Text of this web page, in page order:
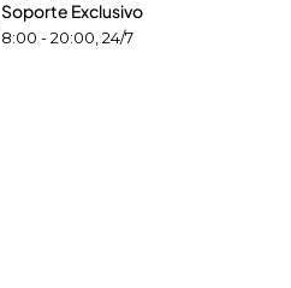
Soporte Exclusivo
8:00 - 20:00, 24/7